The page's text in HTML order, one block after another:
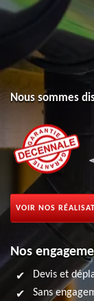
Nous sommes
VOIR NOS
Nos
Devis et
Sans